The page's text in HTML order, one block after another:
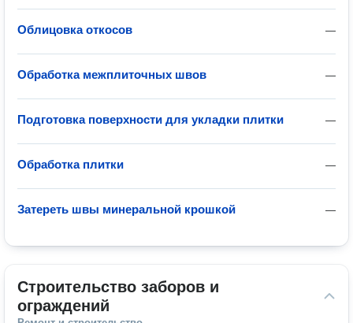
—
Облицовка откосов
—
Обработка межплиточных швов
—
Подготовка поверхности для укладки плитки
—
Обработка плитки
—
Затереть швы минеральной крошкой
Строительство заборов и
ограждений